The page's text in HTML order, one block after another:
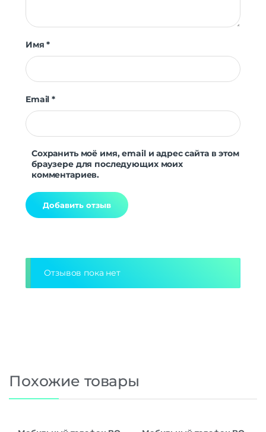
Имя*
Email*
Сохранить моё имя, email и адрес сайта в этом
браузере для последующих моих
комментариев.
Отзывов пока нет
Похожие товары